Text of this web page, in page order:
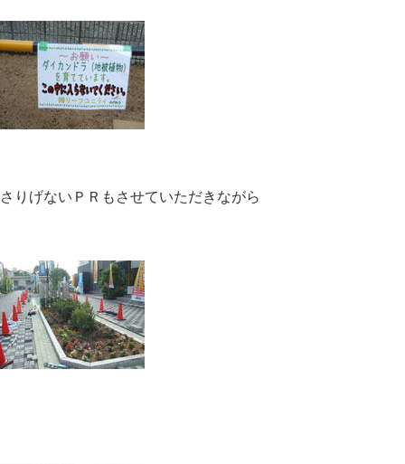
さりげないＰＲもさせていただきながら